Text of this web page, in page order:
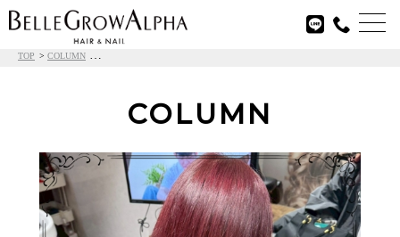

TOP COLUMN
COLUMN